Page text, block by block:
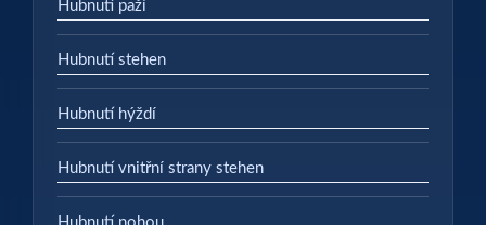
Hubnutí paží
Hubnutí stehen
Hubnutí hýždí
Hubnutí vnitřní strany stehen